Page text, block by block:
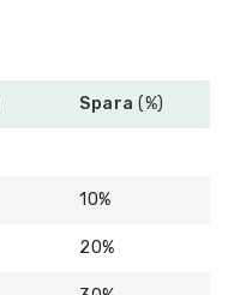
Spara (%)
10%
20%